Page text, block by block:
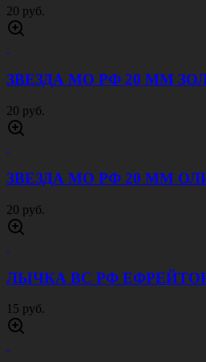
20 руб.
ЗВЕЗДА МО РФ 20 ММ
20 руб.
ЗВЕЗДА МО РФ 20 ММ
20 руб.
ЛЫЧКА ВС РФ
15 руб.